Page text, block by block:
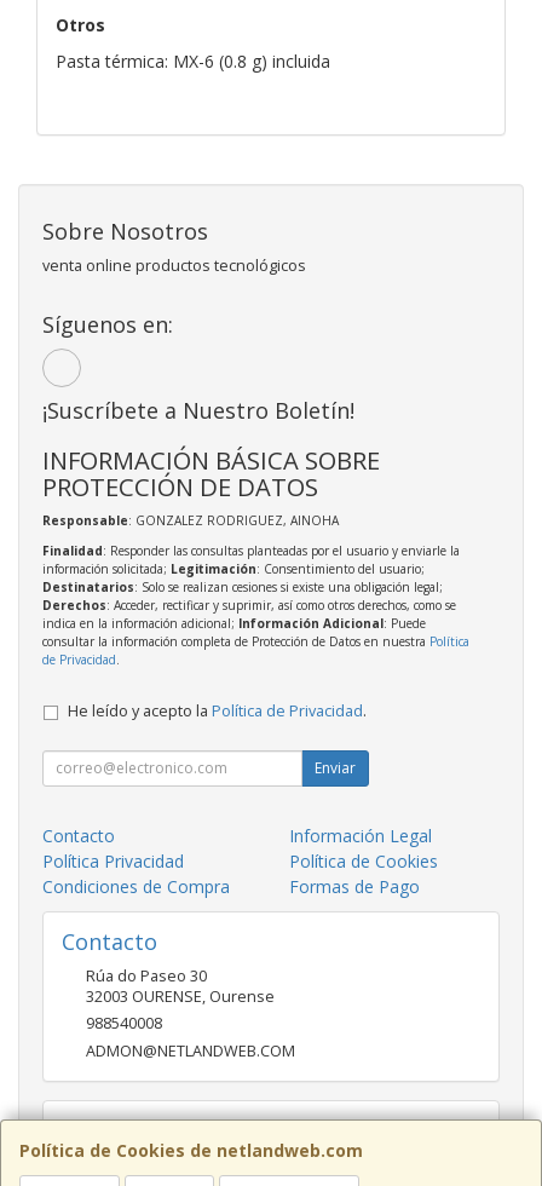
Otros
Pasta térmica: MX-6 (0.8 g) incluida
Política de Cookies de netlandweb.com
Sobre Nosotros
venta online productos tecnológicos
Síguenos en:
¡Suscríbete a Nuestro Boletín!
INFORMACIÓN BÁSICA SOBRE
PROTECCIÓN DE DATOS
Responsable: GONZALEZ RODRIGUEZ, AINOHA
Finalidad: Responder las consultas planteadas por el usuario y enviarle la
información solicitada; Legitimación: Consentimiento del usuario;
Destinatarios: Solo se realizan cesiones si existe una obligación legal;
Derechos: Acceder, rectificar y suprimir, así como otros derechos, como se
indica en la información adicional; Información Adicional: Puede
consultar la información completa de Protección de Datos en nuestra Política
de Privacidad
He leído y acepto la Política de Privacidad.
Enviar
Contacto
Información Legal
Política Privacidad
Política de Cookies
Condiciones de Compra
Formas de Pago
Contacto
Rúa do Paseo 30
32003 OURENSE, Ourense
988540008
ADMON@NETLANDWEB.COM
Horario